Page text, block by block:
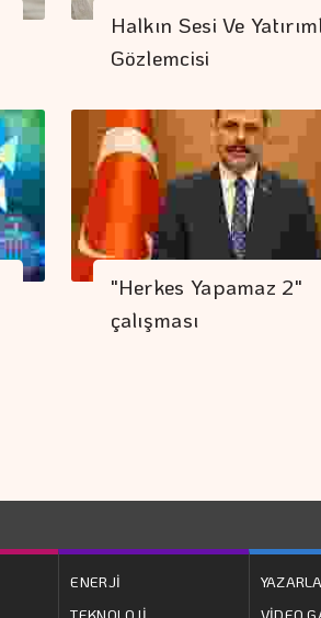
Halkın Sesi Ve
Gözlemcisi
"Herkes Yapamaz 2"
çalışması
ENERJİ
TEKNOLOJİ
VİDEO